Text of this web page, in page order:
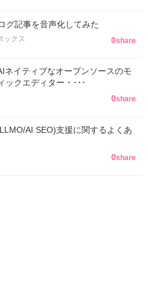
グ記事を音声化してみた
ックス 0share
ネイティブなオープンソースのモ
ックエディター・･･･
0share
AI SEO)支援に関するよくあ
0share